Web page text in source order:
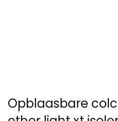
Opblaasbare